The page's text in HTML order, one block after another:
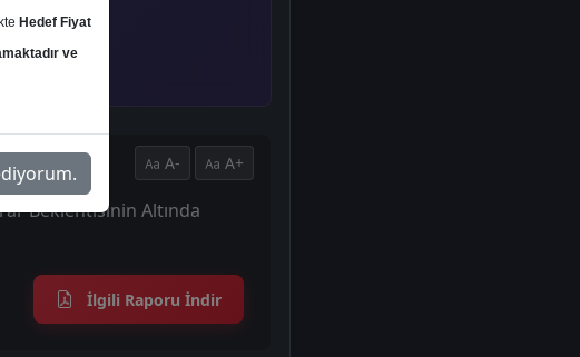
A- A+
Beklentisinin Altında
İlgili Raporu İndir
Hedef Fiyat
ve
metni Okudum, Anladım ve Kabul ediyorum.